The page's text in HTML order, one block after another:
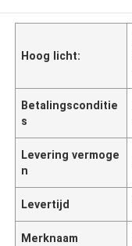
Hoog licht:
Betalingsconditie
s
Levering vermoge
n
Levertijd
Merknaam